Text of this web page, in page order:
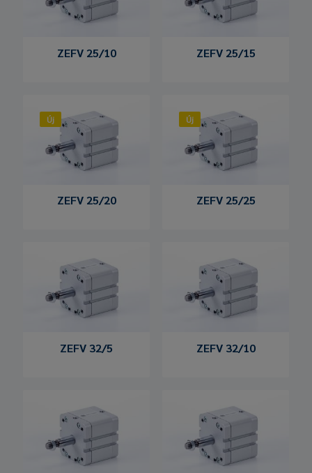
ZEFV 25/10 ZEFV 25/15
Új
ZEFV 25/20
Új
ZEFV 25/25
ZEFV 32/5 ZEFV 32/10